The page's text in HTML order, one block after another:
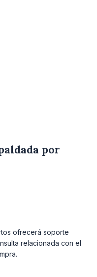
por
ofrecerá soporte
relacionada con el